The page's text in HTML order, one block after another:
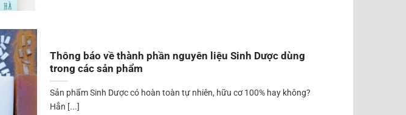
Thông báo về thành phần nguyên liệu Sinh Dược dùng
trong các sản phẩm
Sản phẩm Sinh Dược có hoàn toàn tự nhiên, hữu cơ 100% hay không?
Hẳn [...]